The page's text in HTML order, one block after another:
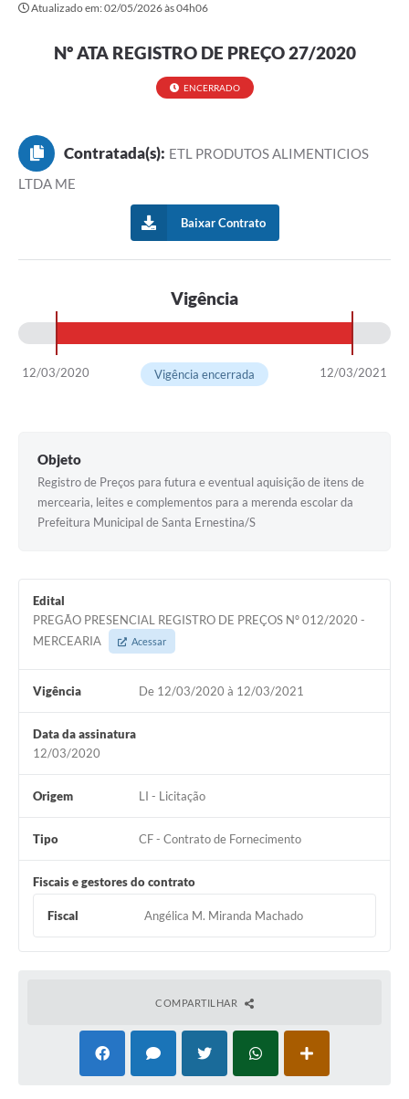
Atualizado em: 02/05/2026 às 04h06
Nº ATA REGISTRO DE PREÇO 27/2020
ENCERRADO
Contratada(s): ETL PRODUTOS ALIMENTICIOS
LTDA ME
Baixar Contrato
Vigência
12/03/2020 12/03/2021
Vigência encerrada
Objeto
Registro de Preços para futura e eventual aquisição de itens de
mercearia, leites e complementos para a merenda escolar da
Prefeitura Municipal de Santa Ernestina/S
Edital
PREGÃO PRESENCIAL REGISTRO DE PREÇOS Nº 012/2020 -
MERCEARIA
Acessar
Vigência De 12/03/2020 à 12/03/2021
Data da assinatura
12/03/2020
Origem LI - Licitação
Tipo CF - Contrato de Fornecimento
Fiscais e gestores do contrato
Fiscal Angélica M. Miranda Machado
COMPARTILHAR